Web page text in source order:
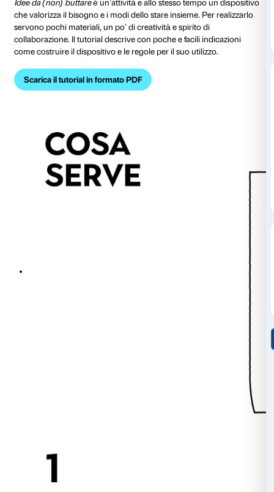
Per ulteriori informazioni scrivi a
Idee da (non) buttare
Attività da svolgere in classe. Tutorial illustrato per
cortile di Palazzo Strozzi celebra il senso di
di stare insieme agli altri che accompagna ogni fase
L’installazione di Marinella Senatore è presentata
periodo che porta con sé celebrazioni e voglia di
e amici. In un anno in cui abbiamo avuto meno
insieme ai nostri cari, le festività si caricano di
è un’attività e allo stesso
che valorizza il bisogno e i modi dello stare insieme.
servono pochi materiali, un po’ di creatività e spirito
collaborazione. Il tutorial descrive con poche e facili
come costruire il dispositivo e le regole per il suo